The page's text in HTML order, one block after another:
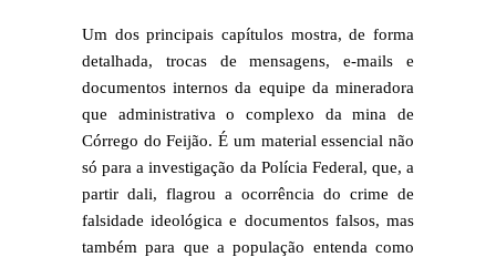
Um dos principais capítulos mostra, de forma
detalhada, trocas de mensagens, e-mails e
documentos internos da equipe da mineradora
que administrativa o complexo da mina de
Córrego do Feijão. É um material essencial não
só para a investigação da Polícia Federal, que, a
partir dali, flagrou a ocorrência do crime de
falsidade ideológica e documentos falsos, mas
também para que a população entenda como